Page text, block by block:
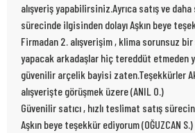
alışveriş yapabilirsiniz.Ayrıca satış ve
sürecinde ilgisinden dolayı Aşkın beye
Firmadan 2. alışverişim , klima sorunsuz
yapacak arkadaşlar hiç tereddüt etmeden
güvenilir arçelik bayisi zaten.Teşekkürler
alışverişte görüşmek üzere (ANIL O.)
Güvenilir satıcı , hızlı teslimat satış
Aşkın beye teşekkür ediyorum (OĞUZCAN S.)